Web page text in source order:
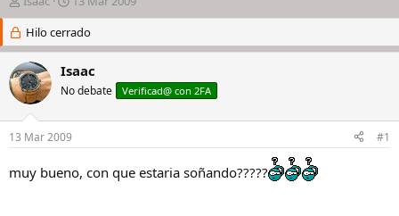
n
c
i
a
d
o
d
l
e
c
h
d
e
i
i
Hilo cerrado
Isaac
No debate Verificad@ con 2FA
13 Mar 2009 #1
muy bueno, con que estaria soñando?????